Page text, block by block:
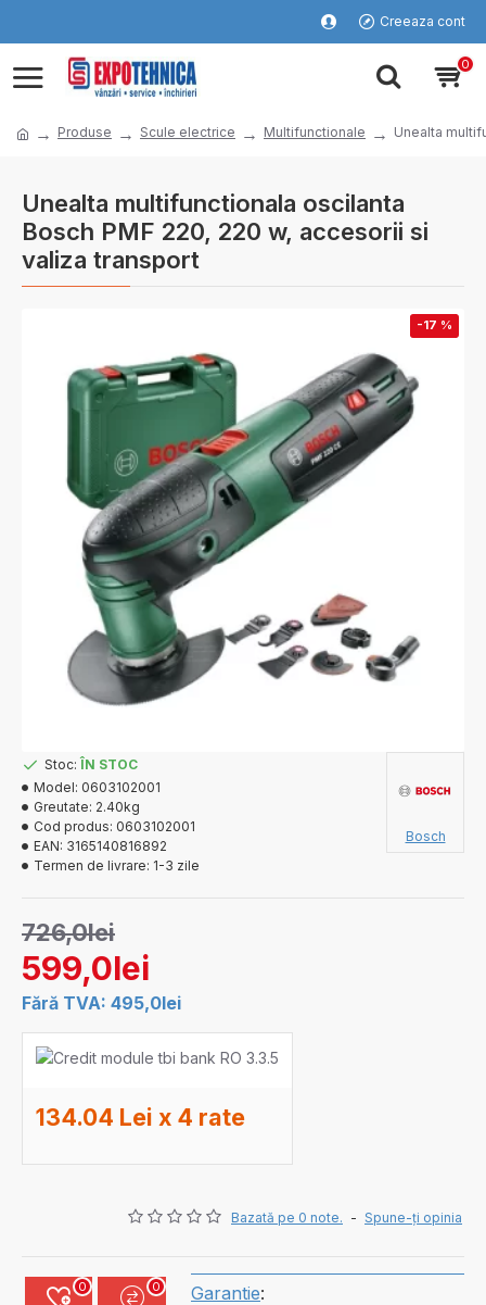
Creeaza cont
0
Produse Scule electrice Multifunctionale Unealta
Unealta multifunctionala oscilanta
Bosch PMF 220, 220 w, accesorii si
valiza transport
-17 %
Bazată pe 0 note. - Spune-ţi opinia
599,0lei
726,0lei
Fără TVA: 495,0lei
Stoc: ÎN STOC
Model: 0603102001
Greutate: 2.40kg
Cod produs: 0603102001
EAN: 3165140816892
Termen de livrare: 1-3 zile
Bosch
134.04 Lei x 4 rate
0 0 Garantie: